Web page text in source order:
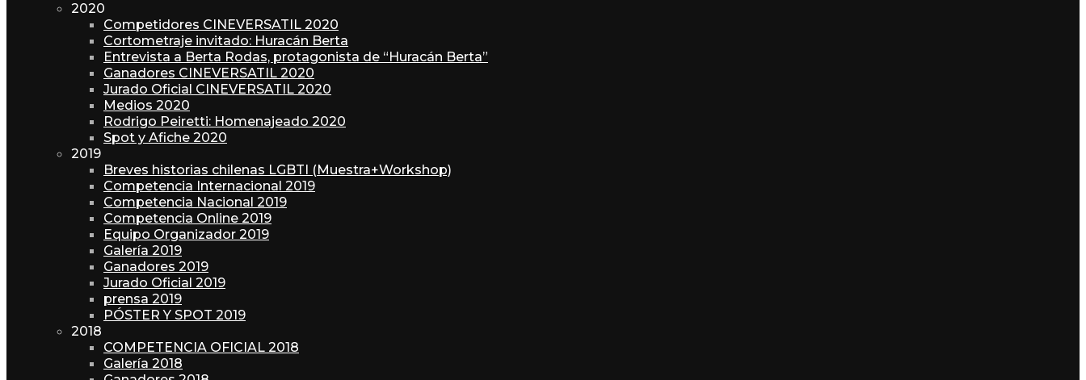
2020
Competidores CINEVERSATIL 2020
Cortometraje invitado: Huracán Berta
Entrevista a Berta Rodas, protagonista de “Huracán Berta”
Ganadores CINEVERSATIL 2020
Jurado Oficial CINEVERSATIL 2020
Medios 2020
Rodrigo Peiretti: Homenajeado 2020
Spot y Afiche 2020
2019
Breves historias chilenas LGBTI (Muestra+Workshop)
Competencia Internacional 2019
Competencia Nacional 2019
Competencia Online 2019
Equipo Organizador 2019
Galería 2019
Ganadores 2019
Jurado Oficial 2019
prensa 2019
PÓSTER Y SPOT 2019
2018
COMPETENCIA OFICIAL 2018
Galería 2018